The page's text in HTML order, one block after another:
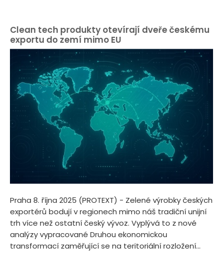
Clean tech produkty otevírají dveře českému
exportu do zemí mimo EU
Praha 8. října 2025 (PROTEXT) - Zelené výrobky českých
exportérů bodují v regionech mimo náš tradiční unijní
trh více než ostatní český vývoz. Vyplývá to z nové
analýzy vypracované Druhou ekonomickou
transformací zaměřující se na teritoriální rozložení...